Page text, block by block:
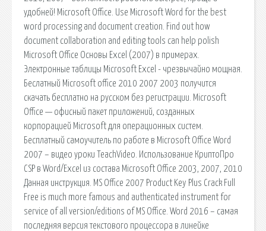
удобней! Microsoft Office. Use Microsoft Word for the best
word processing and document creation. Find out how
document collaboration and editing tools can help polish
Microsoft Office Основы Excel (2007) в примерах.
Электронные таблицы Microsoft Excel - чрезвычайно мощная.
Беслатный Microsoft office 2010 2007 2003 получится
скачать бесплатно на русском без регистрации. Microsoft
Office — офисный пакет приложений, созданных
корпорацией Microsoft для операционных систем.
Бесплатный самоучитель по работе в Microsoft Office Word
2007 – видео уроки TeachVideo. Использование КриптоПро
CSP в Word/Excel из состава Microsoft Office 2003, 2007, 2010
Данная инструкция. MS Office 2007 Product Key Plus Crack Full
Free is much more famous and authenticated instrument for
service of all version/editions of MS Office. Word 2016 – самая
последняя версия текстового процессора в линейке